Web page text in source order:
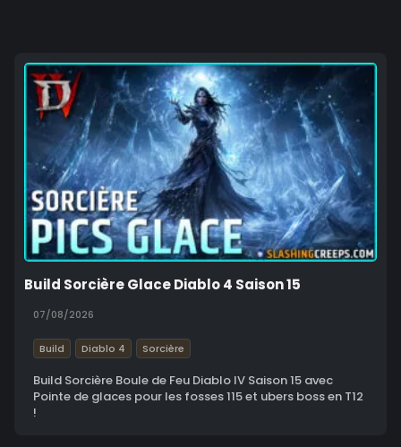
Build Sorcière Glace Diablo 4 Saison 15
07/08/2026
Build Diablo 4 Sorcière
Build Sorcière Boule de Feu Diablo IV Saison 15 avec
Pointe de glaces pour les fosses 115 et ubers boss en T12
!